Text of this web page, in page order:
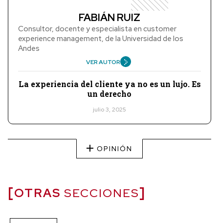
FABIÁN RUIZ
Consultor, docente y especialista en customer
experience management, de la Universidad de los
Andes
VER AUTOR
La experiencia del cliente ya no es un lujo. Es
un derecho
julio 3, 2025
OPINIÓN
OTRAS SECCIONES